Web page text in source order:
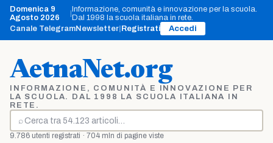
Vai
contenuto
Domenica 9
Agosto 2026
|Informazione, comunità e innovazione per la scuola.
Dal 1998 la scuola italiana in rete.
Canale TelegramNewsletter Registrati Accedi
AetnaNet.org
INFORMAZIONE, COMUNITÀ E INNOVAZIONE PER
LA SCUOLA. DAL 1998 LA SCUOLA ITALIANA IN
RETE.
⌕
Cerca
9.786 utenti registrati · 704 mln di pagine viste